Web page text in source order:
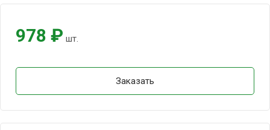
978 ₽ шт.
Заказать